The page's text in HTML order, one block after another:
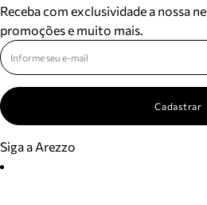
Receba com exclusividade a nossa
promoções e muito mais.
Cadastrar
Siga a Arezzo